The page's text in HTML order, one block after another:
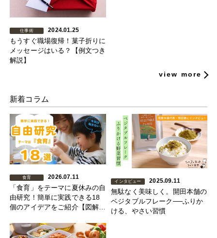
仕事術 2024.01.25
もうすぐ職場復帰！菓子折りに
メッセージはいる？【例文つき
解説】
view more
新着コラム
食育 2026.07.11
「食育」をテーマに夏休みの自
由研究！簡単に実践できる18
個のアイデアをご紹介【図解あ
インタビュー 2025.09.11
無駄なく美味しく。開田本舗の
ベジタブルフレーク──ふりか
ける、やさい習慣